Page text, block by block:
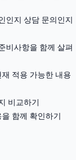
인지 상담 문의인지
비사항을 함께 살펴
적용 가능한 내용
비교하기
함께 확인하기